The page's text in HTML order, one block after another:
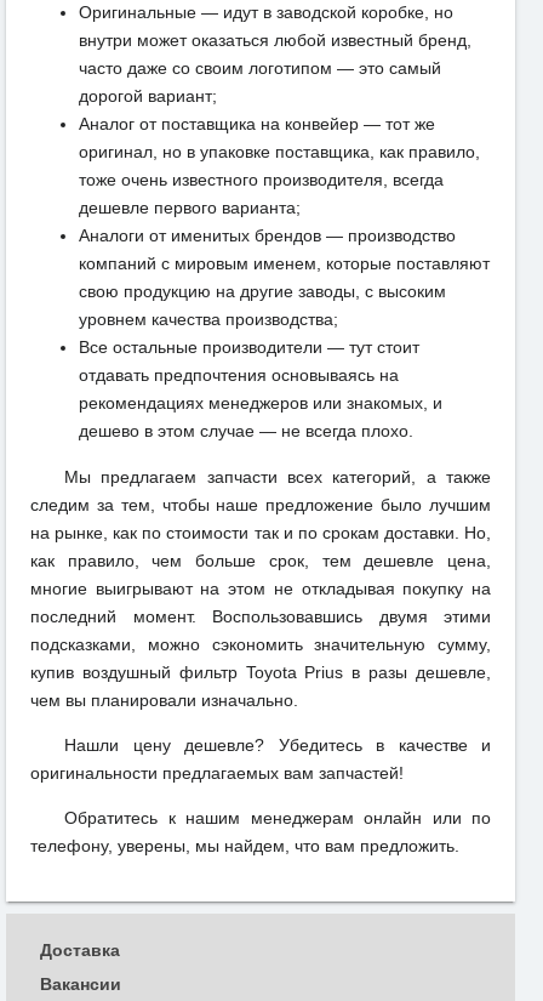
Оригинальные — идут в заводской коробке, но
внутри может оказаться любой известный бренд,
часто даже со своим логотипом — это самый
дорогой вариант;
Аналог от поставщика на конвейер — тот же
оригинал, но в упаковке поставщика, как правило,
тоже очень известного производителя, всегда
дешевле первого варианта;
Аналоги от именитых брендов — производство
компаний с мировым именем, которые поставляют
свою продукцию на другие заводы, с высоким
уровнем качества производства;
Все остальные производители — тут стоит
отдавать предпочтения основываясь на
рекомендациях менеджеров или знакомых, и
дешево в этом случае — не всегда плохо.
Мы предлагаем запчасти всех категорий, а также
следим за тем, чтобы наше предложение было лучшим
на рынке, как по стоимости так и по срокам доставки. Но,
как правило, чем больше срок, тем дешевле цена,
многие выигрывают на этом не откладывая покупку на
последний момент. Воспользовавшись двумя этими
подсказками, можно сэкономить значительную сумму,
купив воздушный фильтр Toyota Prius в разы дешевле,
чем вы планировали изначально.
Нашли цену дешевле? Убедитесь в качестве и
оригинальности предлагаемых вам запчастей!
Обратитесь к нашим менеджерам онлайн или по
телефону, уверены, мы найдем, что вам предложить.
Доставка
Вакансии